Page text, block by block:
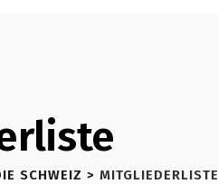
SCHWEIZ > MITGLIEDERLISTE